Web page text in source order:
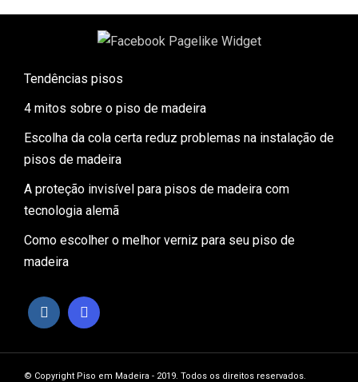
Tendências pisos
4 mitos sobre o piso de madeira
Escolha da cola certa reduz problemas na instalação de
pisos de madeira
A proteção invisível para pisos de madeira com
tecnologia alemã
Como escolher o melhor verniz para seu piso de
madeira
© Copyright Piso em Madeira - 2019. Todos os direitos reservados.